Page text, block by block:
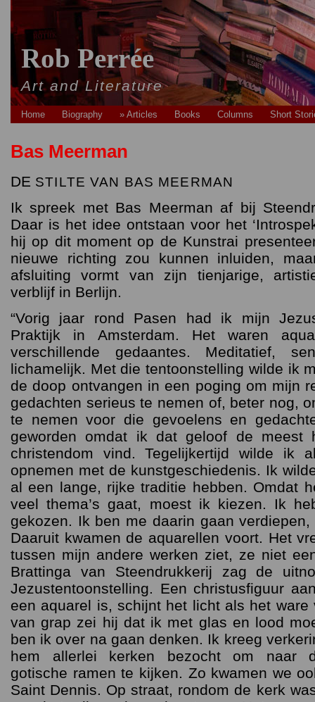
Rob Perrée
Art and Literature
Home Biography » Articles Books Columns Short
Bas Meerman
DE STILTE VAN BAS MEERMAN
Ik spreek met Bas Meerman af bij
Daar is het idee ontstaan voor het
hij op dit moment op de Kunstrai
nieuwe richting zou kunnen inluiden,
afsluiting vormt van zijn tienjarige,
verblijf in Berlijn.
“Vorig jaar rond Pasen had ik mijn
Praktijk in Amsterdam. Het waren
verschillende gedaantes. Meditatief,
lichamelijk. Met die tentoonstelling wilde ik
de doop ontvangen in een poging om mijn
gedachten serieus te nemen of, beter nog,
te nemen voor die gevoelens en
geworden omdat ik dat geloof de meest
christendom vind. Tegelijkertijd wilde ik
opnemen met de kunstgeschiedenis. Ik
al een lange, rijke traditie hebben. Omdat
veel thema’s gaat, moest ik kiezen. Ik
gekozen. Ik ben me daarin gaan
Daaruit kwamen de aquarellen voort. Het
tussen mijn andere werken ziet, ze niet
Brattinga van Steendrukkerij zag de
Jezustentoonstelling. Een christusfiguur
een aquarel is, schijnt het licht als het ware
van grap zei hij dat ik met glas en lood
ben ik over na gaan denken. Ik kreeg
hem allerlei kerken bezocht om naar
gotische ramen te kijken. Zo kwamen we
Saint Dennis. Op straat, rondom de kerk